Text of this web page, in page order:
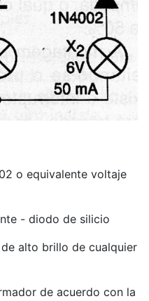
o equivalente voltaje
- diodo de silicio
de alto brillo de cualquier
de acuerdo con la